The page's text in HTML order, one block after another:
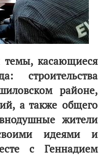
темы, касающиеся
строительства
районе,
а также общего
жители
идеями и
с Геннадием